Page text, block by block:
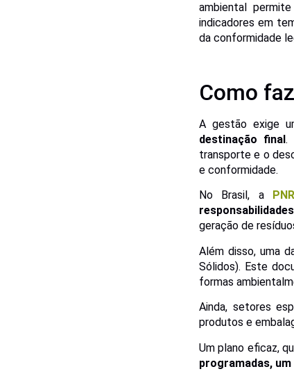
ambiental
indicadores em
da conformidade
Como
A gestão exige
destinação final.
transporte e o
e conformidade.
No Brasil, a
responsabilidades
geração de
Além disso, uma
Sólidos). Este
formas
Ainda, setores
produtos e
Um plano eficaz,
programadas,